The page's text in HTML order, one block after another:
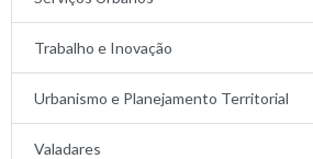
Trabalho e Inovação
Urbanismo e Planejamento Territorial
Valadares